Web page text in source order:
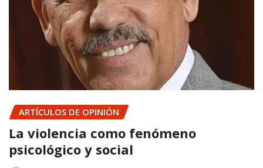
ARTÍCULOS DE OPINIÓN
La violencia como fenómeno
psicológico y social